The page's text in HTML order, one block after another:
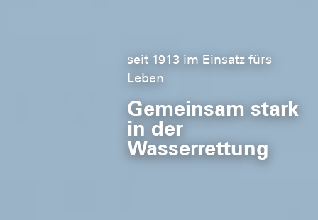
seit 1913 im Einsatz fürs
Leben
Gemeinsam stark
in der
Wasserrettung
Schwimmkurse für Kinder
Für mehr Sicherheit im